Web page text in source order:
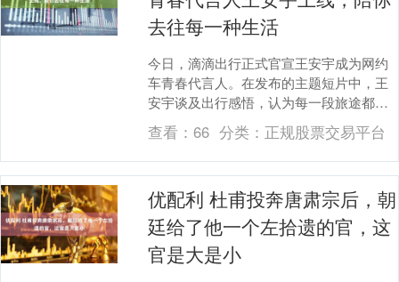
去往每一种生活
今日，滴滴出行正式官宣王安宇成为网约
车青春代言人。在发布的主题短片中，王
安宇谈及出行感悟，认为每一段旅途都能
发掘生活里的别样精彩，精彩诠释滴滴出
行网约车“去往每....
查看：66 分类： 正规股票交易平台
优配利 杜甫投奔唐肃宗后，朝
廷给了他一个左拾遗的官，这
官是大是小